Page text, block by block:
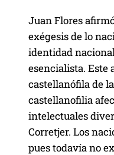
Juan Flores
exégesis de lo
identidad
esencialista. Este
castellanófila de
castellanofilia
intelectuales
Corretjer. Los
pues todavía no